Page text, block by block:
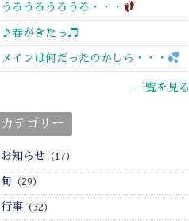
うろうろうろうろ・・・
♪春がきたっ♬
メインは何だったのかしら・・・
一覧を見る
カテゴリー
お知らせ（17）
旬 （29）
行事（32）